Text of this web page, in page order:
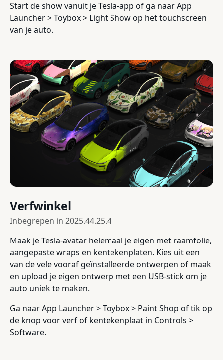
Start de show vanuit je Tesla-app of ga naar App
Launcher > Toybox > Light Show op het touchscreen
van je auto.
Verfwinkel
Inbegrepen in 2025.44.25.4
Maak je Tesla-avatar helemaal je eigen met raamfolie,
aangepaste wraps en kentekenplaten. Kies uit een
van de vele vooraf geïnstalleerde ontwerpen of maak
en upload je eigen ontwerp met een USB-stick om je
auto uniek te maken.
Ga naar App Launcher > Toybox > Paint Shop of tik op
de knop voor verf of kentekenplaat in Controls >
Software.